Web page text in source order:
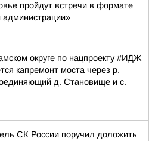
пройдут встречи в формате
округе по нацпроекту #ИДЖ
капремонт моста через р.
д. Становище и с.
СК России поручил доложить